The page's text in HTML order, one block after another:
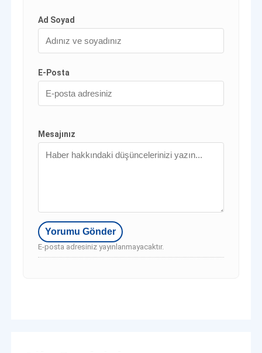
Ad Soyad
E-Posta
Mesajınız
E-posta adresiniz yayınlanmayacaktır.